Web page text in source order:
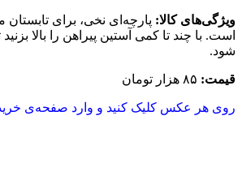
ویژگی‌های کالا: پارچه‌ای نخی، برای تابستان
است. با چند تا کمی آستین پیراهن را بالا
شود.
قیمت:
روی هر عکس کلیک کنید و وارد صفحه‌ی